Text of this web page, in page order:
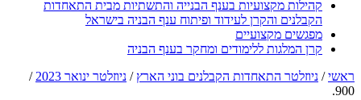
קהילות מקצועיות בענף הבנייה והתשתיות מבית התאחדות
הקבלנים והקרן לעידוד ופיתוח ענף הבניה בישראל
מפגשים מקצועיים
קרן המלגות ללימודים ומחקר בענף הבניה
ראשי/ ניוזלטר התאחדות הקבלנים בוני הארץ / ניוזלטר ינואר 2023
/
900.